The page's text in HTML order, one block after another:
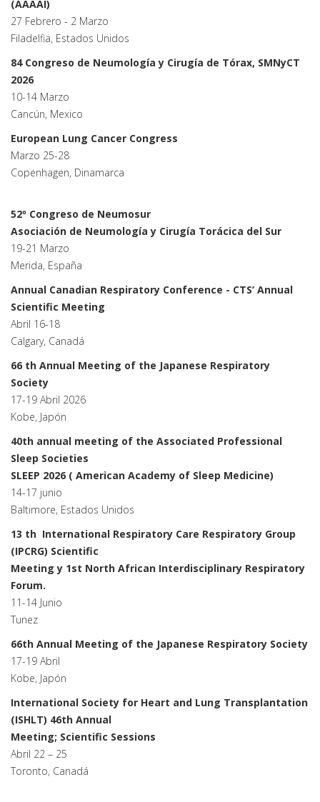
(AAAAI)
27 Febrero - 2 Marzo
Filadelfia, Estados Unidos
84 Congreso de Neumología y Cirugía de Tórax, SMNyCT
2026
10-14 Marzo
Cancún, Mexico
European Lung Cancer Congress
Marzo 25-28
Copenhagen, Dinamarca
52º Congreso de Neumosur
Asociación de Neumología y Cirugía Torácica del Sur
19-21 Marzo
Merida, España
Annual Canadian Respiratory Conference - CTS’ Annual
Scientific Meeting
Abril 16-18
Calgary, Canadá
66 th Annual Meeting of the Japanese Respiratory
Society
17-19 Abril 2026
Kobe, Japón
40th annual meeting of the Associated Professional
Sleep Societies
SLEEP 2026 ( American Academy of Sleep Medicine)
14-17 junio
Baltimore, Estados Unidos
13 th International Respiratory Care Respiratory Group
(IPCRG) Scientific
Meeting y 1st North African Interdisciplinary Respiratory
Forum.
11-14 Junio
Tunez
66th Annual Meeting of the Japanese Respiratory Society
17-19 Abril
Kobe, Japón
International Society for Heart and Lung Transplantation
(ISHLT) 46th Annual
Meeting; Scientific Sessions
Abril 22 – 25
Toronto, Canadá